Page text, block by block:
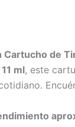
Cartucho de
11 ml, este